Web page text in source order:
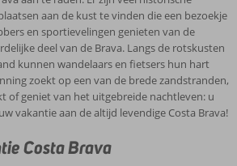
aan de kust te vinden die een bezoekje
en sportievelingen genieten van de
deel van de Brava. Langs de rotskusten
kunnen wandelaars en fietsers hun hart
zoekt op een van de brede zandstranden,
of geniet van het uitgebreide nachtleven: u
vakantie aan de altijd levendige Costa Brava!
Costa Brava